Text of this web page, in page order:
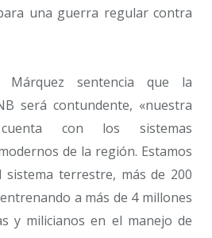
una guerra regular contra
Márquez sentencia que la
será contundente, «nuestra
con los sistemas
de la región. Estamos
terrestre, más de 200
a más de 4 millones
y milicianos en el manejo de